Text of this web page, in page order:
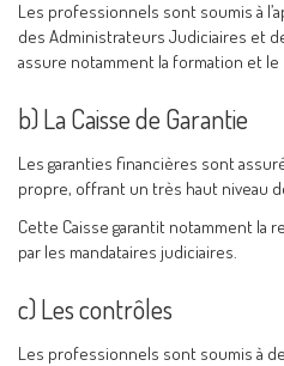
Les professionnels sont soumis à
des Administrateurs Judiciaires et
assure notamment la formation et
b) La Caisse de Garantie
Les garanties financières sont
propre, offrant un très haut niveau
Cette Caisse garantit notamment
par les mandataires judiciaires.
c) Les contrôles
Les professionnels sont soumis à